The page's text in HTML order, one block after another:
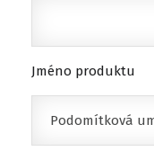
Jméno produktu